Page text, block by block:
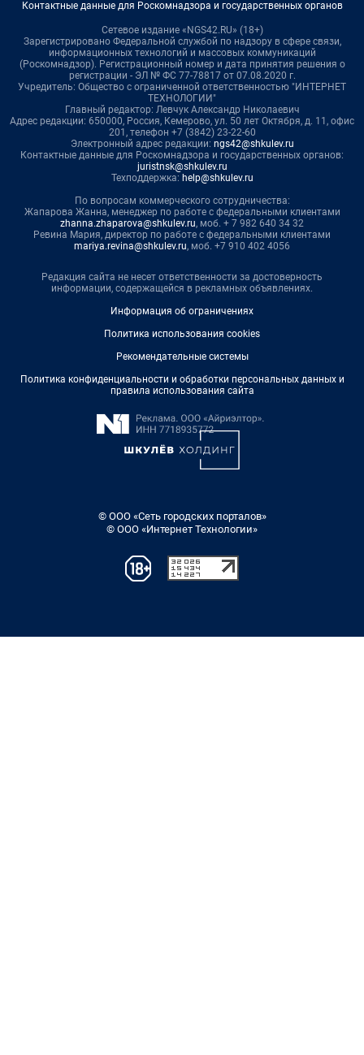
Контактные данные для Роскомнадзора и государственных органов
Сетевое издание «NGS42.RU» (18+)
Зарегистрировано Федеральной службой по надзору в сфере связи,
информационных технологий и массовых коммуникаций
(Роскомнадзор). Регистрационный номер и дата принятия решения о
регистрации - ЭЛ № ФС 77-78817 от 07.08.2020 г.
Учредитель: Общество с ограниченной ответственностью "ИНТЕРНЕТ
ТЕХНОЛОГИИ"
Главный редактор: Левчук Александр Николаевич
Адрес редакции: 650000, Россия, Кемерово, ул. 50 лет Октября, д. 11, офис
201, телефон +7 (3842) 23-22-60
Электронный адрес редакции: ngs42@shkulev.ru
Контактные данные для Роскомнадзора и государственных органов:
juristnsk@shkulev.ru
Техподдержка: help@shkulev.ru
По вопросам коммерческого сотрудничества:
Жапарова Жанна, менеджер по работе с федеральными клиентами
zhanna.zhaparova@shkulev.ru, моб. + 7 982 640 34 32
Ревина Мария, директор по работе с федеральными клиентами
mariya.revina@shkulev.ru, моб. +7 910 402 4056
Редакция сайта не несет ответственности за достоверность
информации, содержащейся в рекламных объявлениях.
Информация об ограничениях
Политика использования cookies
Рекомендательные системы
Политика конфиденциальности и обработки персональных данных и
правила использования сайта
© ООО «Сеть городских порталов»
© ООО «Интернет Технологии»